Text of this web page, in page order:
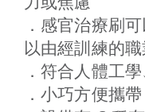
．感官治療刷
以由經訓練的
．符合人體工
．小巧方便攜